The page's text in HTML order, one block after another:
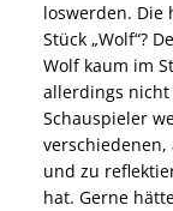
loswerden. Die
Stück „Wolf“?
Wolf kaum im
allerdings
Schauspieler
und zu
hat. Gerne